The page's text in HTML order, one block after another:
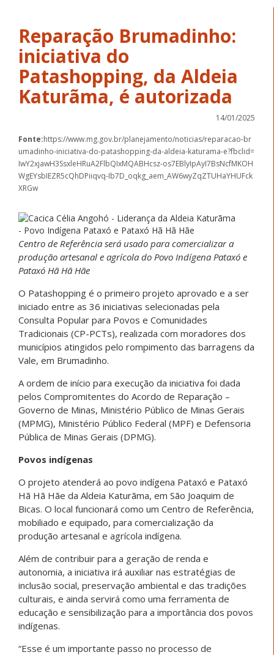
Reparação Brumadinho:
iniciativa do
Patashopping, da Aldeia
Katurãma, é autorizada
14/01/2025
Fonte:https://www.mg.gov.br/planejamento/noticias/reparacao-br
umadinho-iniciativa-do-patashopping-da-aldeia-katurama-e?fbclid=
IwY2xjawH3SsxleHRuA2FlbQIxMQABHcsz-os7EBlyIpAyI7BsNcfMKOH
WgEYsbIEZR5cQhDPiiqvq-Ib7D_oqkg_aem_AW6wyZqZTUHaYHUFck
XRGw
Centro de Referência será usado para comercializar a
produção artesanal e agrícola do Povo Indígena Pataxó e
Pataxó Hã Hã Hãe
O Patashopping é o primeiro projeto aprovado e a ser
iniciado entre as 36 iniciativas selecionadas pela
Consulta Popular para Povos e Comunidades
Tradicionais (CP-PCTs), realizada com moradores dos
municípios atingidos pelo rompimento das barragens da
Vale, em Brumadinho.
A ordem de início para execução da iniciativa foi dada
pelos Compromitentes do Acordo de Reparação –
Governo de Minas, Ministério Público de Minas Gerais
(MPMG), Ministério Público Federal (MPF) e Defensoria
Pública de Minas Gerais (DPMG).
Povos indígenas
O projeto atenderá ao povo indígena Pataxó e Pataxó
Hã Hã Hãe da Aldeia Katurãma, em São Joaquim de
Bicas. O local funcionará como um Centro de Referência,
mobiliado e equipado, para comercialização da
produção artesanal e agrícola indígena.
Além de contribuir para a geração de renda e
autonomia, a iniciativa irá auxiliar nas estratégias de
inclusão social, preservação ambiental e das tradições
culturais, e ainda servirá como uma ferramenta de
educação e sensibilização para a importância dos povos
indígenas.
“Esse é um importante passo no processo de